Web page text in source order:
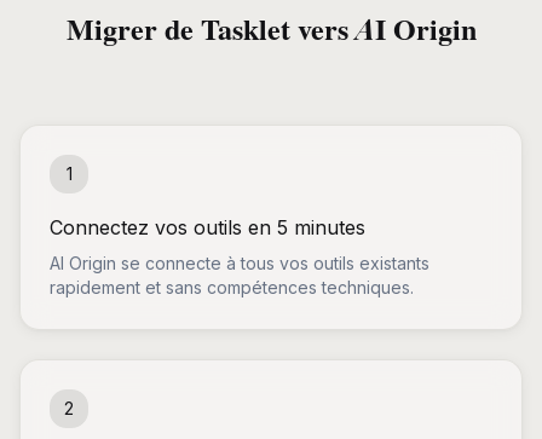
Migrer de Tasklet vers AI Origin
1
Connectez vos outils en 5 minutes
AI Origin se connecte à tous vos outils existants
rapidement et sans compétences techniques.
2